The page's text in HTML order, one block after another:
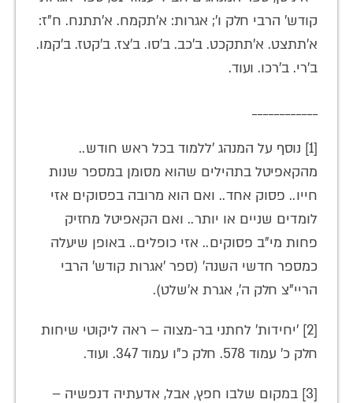
קודש' הרבי חלק ו'; אגרות: א'תקמח. א'תתנח. ח"ז:
א'תתצט. א'תתקכט. ב'כב. ב'סו. ב'צז. ב'קטז. ב'קמו.
ב'רי. ב'רכו. ועוד.
[1] נוסף על המנהג 'ללמוד בכל ראש חודש..
מהקאפיטל בתהילים שהוא מסומן במספר שנות
חייו.. פסוק אחד.. ואם הוא מרובה בפסוקים אזי
לומדים שניים או יותר.. ואם הקאפיטל מחזיק
פחות מי"ב פסוקים.. אזי כופלים.. באופן שיעלה
כמספר חדשי השנה' (ספר 'אגרות קודש' הרבי
הריי"צ חלק ה', אגרת א'שלט).
[2] 'יחידות' לחתני בר-מצוה – ראה ליקוטי שיחות
חלק כ' עמוד 578. חלק כ"ו עמוד 347. ועוד.
[3] במקום שלבו חפץ, אבל, אדעתיה דנפשיה –